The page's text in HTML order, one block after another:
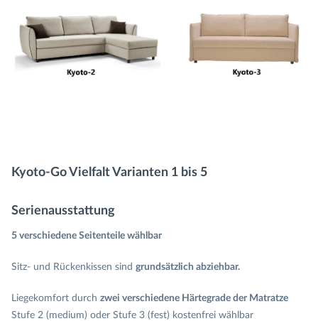
Kyoto-Go Vielfalt Varianten 1 bis 5
Serienausstattung
5 verschiedene Seitenteile wählbar
Sitz- und Rückenkissen sind grundsätzlich abziehbar.
Liegekomfort durch zwei verschiedene Härtegrade der Matratze
Stufe 2 (medium) oder Stufe 3 (fest) kostenfrei wählbar